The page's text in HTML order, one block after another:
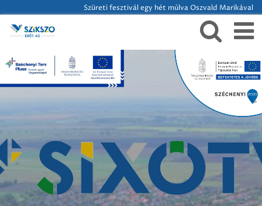
Szüreti fesztivál egy hét múlva Oszvald Marikával